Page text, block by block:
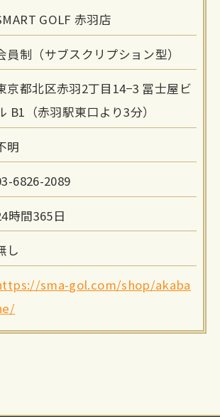
GOLF 赤羽店
員制（サブスクリプション型）
京都北区赤羽2丁目14−3 冨士屋ビ
B1（赤羽駅東口より3分）
明
6826-2089
時間365日
し
sma-gol.com/shop/akaba